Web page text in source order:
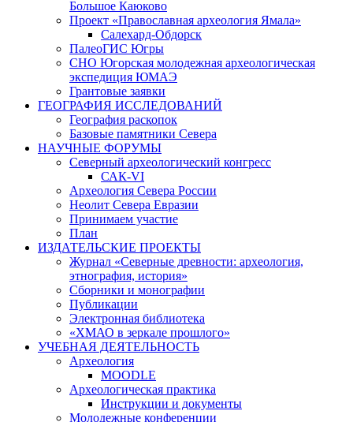
Большое Каюково
Проект «Православная археология Ямала»
Салехард-Обдорск
ПалеоГИС Югры
СНО Югорская молодежная археологическая
экспедиция ЮМАЭ
Грантовые заявки
ГЕОГРАФИЯ ИССЛЕДОВАНИЙ
География раскопок
Базовые памятники Севера
НАУЧНЫЕ ФОРУМЫ
Северный археологический конгресс
САК-VI
Археология Севера России
Неолит Севера Евразии
Принимаем участие
План
ИЗДАТЕЛЬСКИЕ ПРОЕКТЫ
Журнал «Северные древности: археология,
этнография, история»
Сборники и монографии
Публикации
Электронная библиотека
«ХМАО в зеркале прошлого»
УЧЕБНАЯ ДЕЯТЕЛЬНОСТЬ
Археология
MOODLE
Археологическая практика
Инструкции и документы
Молодежные конференции